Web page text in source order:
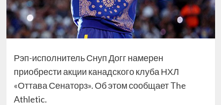
Рэп-исполнитель Снуп Догг намерен
приобрести акции канадского клуба НХЛ
«Оттава Сенаторз». Об этом сообщает The
Athletic.